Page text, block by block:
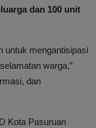
dan 100 unit
untuk mengantisipasi
warga,”
dan
Kota Pasuruan